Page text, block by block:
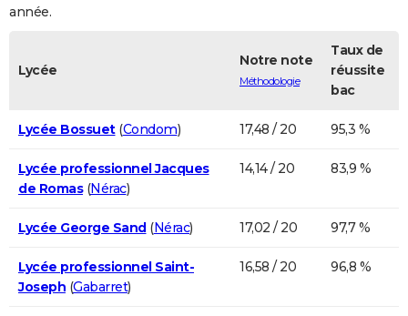
année.
Lycée
Notre note
Méthodologie
Taux de
réussite
bac
Lycée Bossuet(Condom) 17,48 / 20 95,3 %
Lycée professionnel Jacques
de Romas(Nérac)
14,14 / 20 83,9 %
Lycée George Sand(Nérac) 17,02 / 20 97,7 %
Lycée professionnel Saint-
Joseph (Gabarret)
16,58 / 20 96,8 %